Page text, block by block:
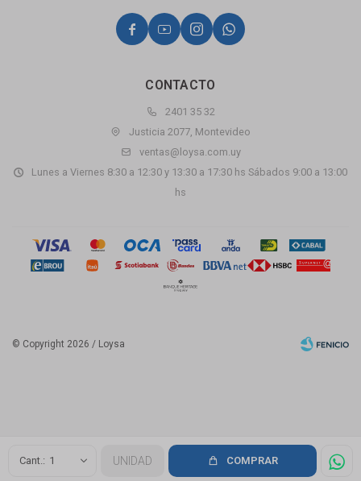
1 UNIDAD COMPRAR
CONTACTO
2401 35 32
Justicia 2077, Montevideo
ventas@loysa.com.uy
Lunes a Viernes 8:30 a 12:30 y 13:30 a 17:30 hs Sábados 9:00 a 13:00
hs
   
© Copyright 2026 / Loysa
Fenicio